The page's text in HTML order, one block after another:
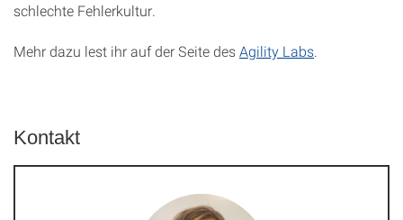
schlechte Fehlerkultur.
Mehr dazu lest ihr auf der Seite desAgility Labs
Kontakt